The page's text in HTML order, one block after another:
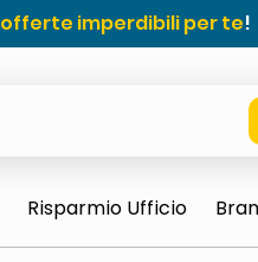
offerte imperdibili per te!
Risparmio Ufficio